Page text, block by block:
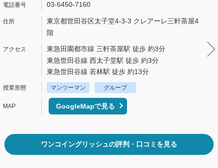
03-6450-7160
東京都世田谷区太子堂4-3-3 クレアーレ三軒茶屋4
階
東急田園都市線 三軒茶屋駅 徒歩 約3分
東急世田谷線 西太子堂駅 徒歩 約3分
東急世田谷線 若林駅 徒歩 約13分
マンツーマン グループ
GoogleMapで見る
ワンコイングリッシュの評判・口コミを見る